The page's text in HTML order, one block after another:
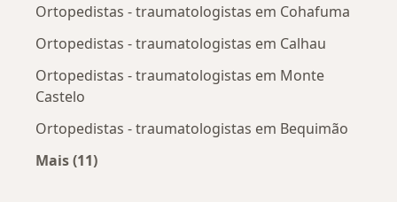
Ortopedistas - traumatologistas em Cohafuma
Ortopedistas - traumatologistas em Calhau
Ortopedistas - traumatologistas em Monte
Castelo
Ortopedistas - traumatologistas em Bequimão
Mais (11)